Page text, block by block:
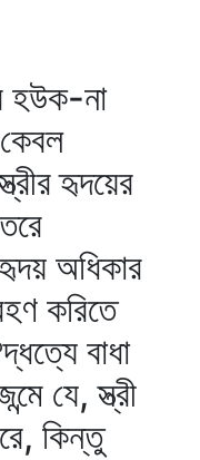
হউক-না
হৃদয়ের
অধিকার
করিতে
বাধা
যে, স্ত্রী
কিন্তু